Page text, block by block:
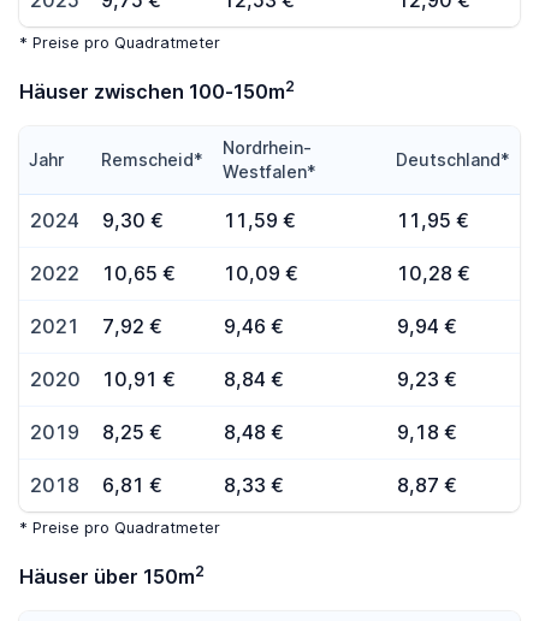
* Preise pro Quadratmeter
Häuser zwischen 100-150m2
Jahr Remscheid*
Nordrhein-
Westfalen*
Deutschland*
2024 9,30 € 11,59 € 11,95 €
2022 10,65 € 10,09 € 10,28 €
2021 7,92 € 9,46 € 9,94 €
2020 10,91 € 8,84 € 9,23 €
2019 8,25 € 8,48 € 9,18 €
2018 6,81 € 8,33 € 8,87 €
* Preise pro Quadratmeter
Häuser über 150m2